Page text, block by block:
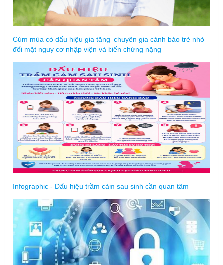
Cúm mùa có dấu hiệu gia tăng, chuyên gia cảnh báo trẻ nhỏ
đối mặt nguy cơ nhập viện và biến chứng nặng
Infographic - Dấu hiệu trầm cảm sau sinh cần quan tâm